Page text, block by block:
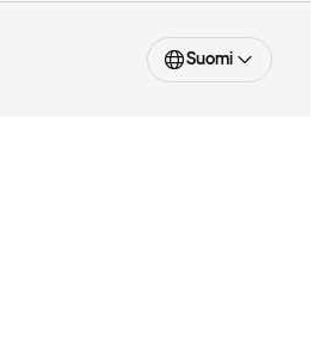
Suomi